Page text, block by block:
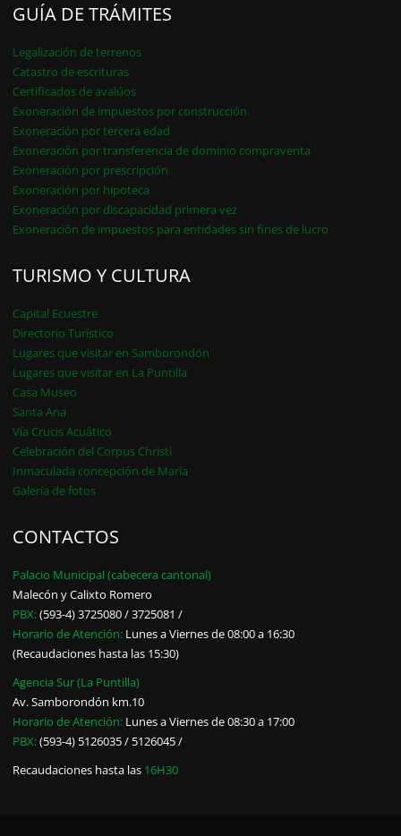
GUÍA DE TRÁMITES
Legalización de terrenos
Catastro de escrituras
Certificados de avalúos
Exoneración de impuestos por construcción
Exoneración por tercera edad
Exoneración por transferencia de dominio compraventa
Exoneración por prescripción
Exoneración por hipoteca
Exoneración por discapacidad primera vez
Exoneración de impuestos para entidades sin fines de lucro
TURISMO Y CULTURA
Capital Ecuestre
Directorio Turístico
Lugares que visitar en Samborondón
Lugares que visitar en La Puntilla
Casa Museo
Santa Ana
Vía Crucis Acuático
Celebración del Corpus Christi
Inmaculada concepción de María
Galería de fotos
CONTACTOS
Palacio Municipal (cabecera cantonal)
Malecón y Calixto Romero
PBX:(593-4) 3725080 / 3725081 /
Horario de Atención: Lunes a Viernes de 08:00 a 16:30
(Recaudaciones hasta las 15:30)
Agencia Sur (La Puntilla)
Av. Samborondón km.10
Horario de Atención: Lunes a Viernes de 08:30 a 17:00
PBX:(593-4) 5126035 / 5126045 /
Recaudaciones hasta las 16H30